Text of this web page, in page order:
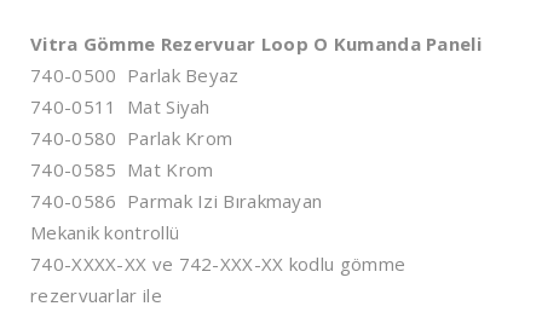
Vitra Gömme Rezervuar Loop O Kumanda Paneli
740-0500 Parlak Beyaz
740-0511 Mat Siyah
740-0580 Parlak Krom
740-0585 Mat Krom
740-0586 Parmak Izi Bırakmayan
Mekanik kontrollü
740-XXXX-XX ve 742-XXX-XX kodlu gömme
rezervuarlar ile